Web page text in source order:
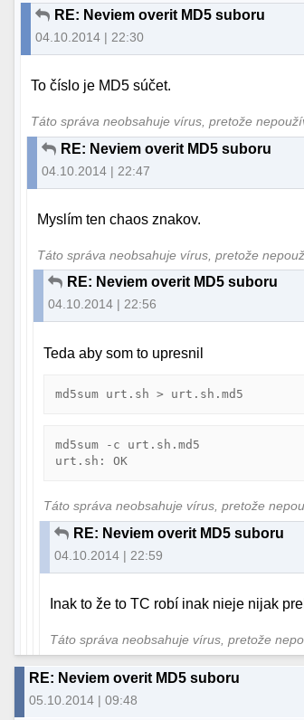
RE: Neviem overit MD5 suboru
04.10.2014 | 22:30
To číslo je MD5 súčet.
Táto správa neobsahuje vírus, pretože
RE: Neviem overit MD5 suboru
04.10.2014 | 22:47
Myslím ten chaos znakov.
Táto správa neobsahuje vírus, pretože
RE: Neviem overit MD5 suboru
04.10.2014 | 22:56
Teda aby som to upresnil
md5sum urt.sh > urt.sh.md5
md5sum -c urt.sh.md5
urt.sh: OK
Táto správa neobsahuje vírus, pretože
RE: Neviem overit MD5 suboru
04.10.2014 | 22:59
Inak to že to TC robí inak nieje nijak
Táto správa neobsahuje vírus, pretože
RE: Neviem overit MD5 suboru
05.10.2014 | 09:48